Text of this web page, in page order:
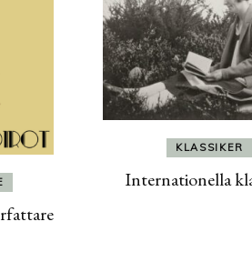
KLASSIKER
Internationella